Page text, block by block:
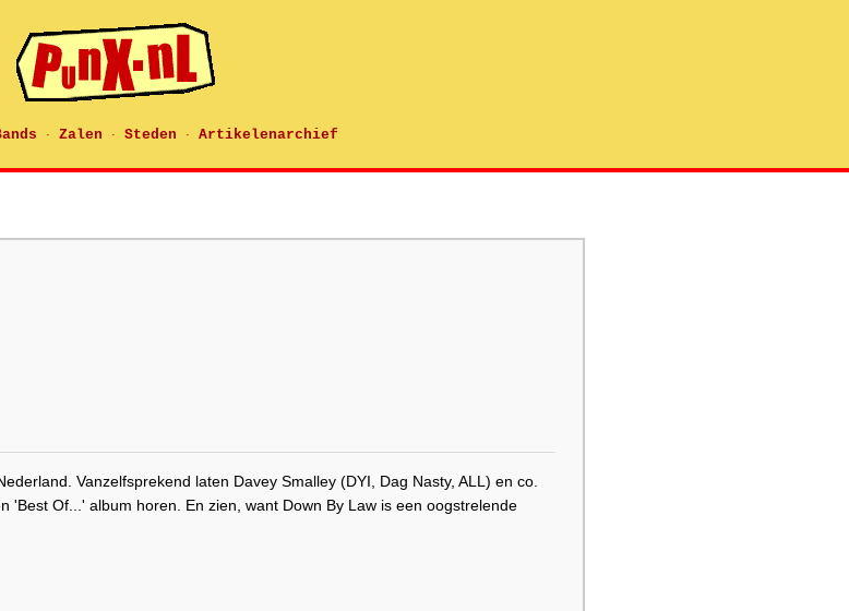
· Zalen · Steden · Artikelenarchief
Vanzelfsprekend laten Davey Smalley (DYI, Dag Nasty, ALL) en co.
'Best Of...' album horen. En zien, want Down By Law is een oogstrelende